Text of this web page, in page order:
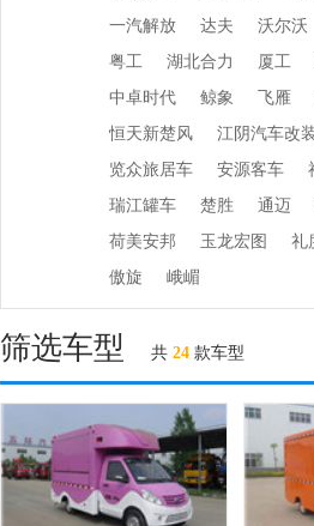
一汽解放
达夫 沃尔沃
粤工
湖北合力 厦工
中卓时代
鲸象 飞雁
恒天新楚风
江阴汽车改
览众旅居车
安源客车
瑞江罐车
楚胜 通迈
荷美安邦
玉龙宏图 礼
傲旋
峨嵋
筛选车型 共 24 款车型